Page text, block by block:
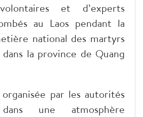
et d’experts
au Laos pendant la
national des martyrs
la province de Quang
par les autorités
une atmosphère